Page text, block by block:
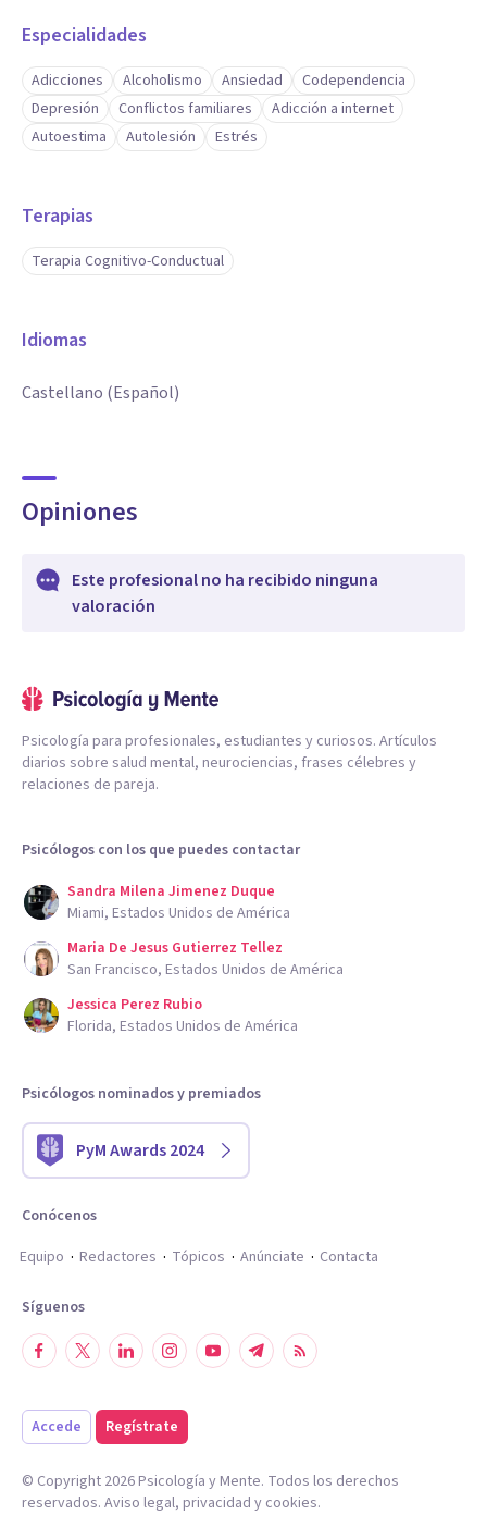
Especialidades
Adicciones Alcoholismo Ansiedad
Codependencia
Depresión
Conflictos familiares
Adicción a internet
Autoestima
Autolesión Estrés
Terapias
Terapia Cognitivo-Conductual
Idiomas
Castellano (Español)
Opiniones
Este profesional no ha recibido ninguna
valoración
Psicología para profesionales, estudiantes y curiosos. Artículos
diarios sobre salud mental, neurociencias, frases célebres y
relaciones de pareja.
Psicólogos con los que puedes contactar
Sandra Milena Jimenez Duque
Miami, Estados Unidos de América
Maria De Jesus Gutierrez Tellez
San Francisco, Estados Unidos de América
Jessica Perez Rubio
Florida, Estados Unidos de América
Psicólogos nominados y premiados
PyM Awards 2024
Conócenos
Equipo
Redactores Tópicos Anúnciate Contacta
Síguenos
Accede Regístrate
© Copyright 2026Psicología y Mente. Todos los derechos
reservados. Aviso legal, privacidad y cookies.